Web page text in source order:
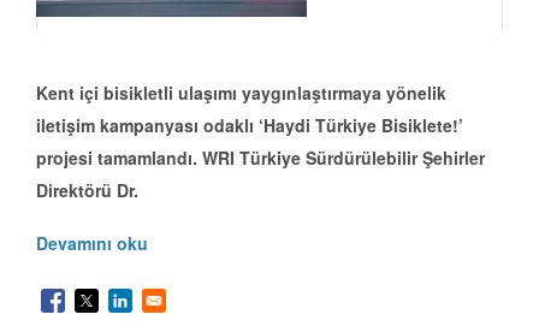
Kent içi bisikletli ulaşımı yaygınlaştırmaya yönelik
iletişim kampanyası odaklı ‘Haydi Türkiye Bisiklete!’
projesi tamamlandı. WRI Türkiye Sürdürülebilir Şehirler
Direktörü Dr.
Devamını oku